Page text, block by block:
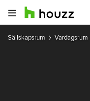
Sällskapsrum Vardagsrum